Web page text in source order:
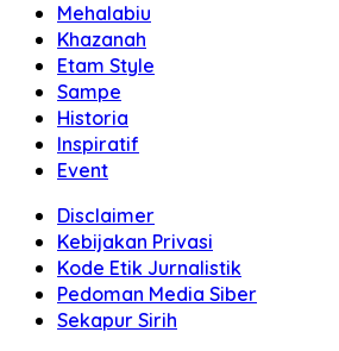
Mehalabiu
Khazanah
Etam Style
Sampe
Historia
Inspiratif
Event
Disclaimer
Kebijakan Privasi
Kode Etik Jurnalistik
Pedoman Media Siber
Sekapur Sirih